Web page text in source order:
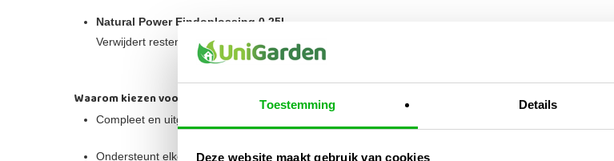
Toestemming Details
Deze website maakt gebruik van cookies
Natural Power Eindoplossing 0.25L
Verwijdert resten en zouten voor een optimale eindfase
Waarom kiezen voor de Advanced Hydroponics Starters Kit?
Compleet en uitgebalanceerd voedingspakket
Ondersteunt elke fase van de kweek van start tot oogst